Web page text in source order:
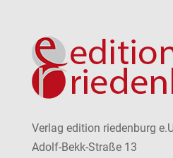
Verlag edition riedenburg
Adolf-Bekk-Straße 13